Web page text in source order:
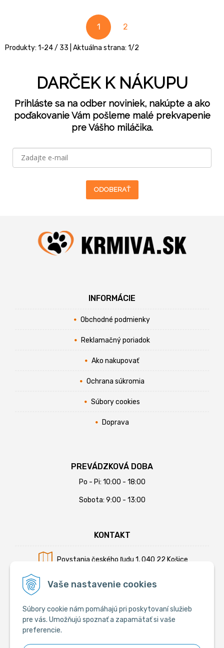
Vaše nastavenie cookies
Súbory cookie nám pomáhajú pri poskytovaní služieb
pre vás. Umožňujú spoznať a zapamätať si vaše
preferencie.
1 2
Produkty: 1-24/ 33 | Aktuálna strana: 1/2
DARČEK K NÁKUPU
Prihláste sa na odber noviniek, nakúpte a ako
poďakovanie Vám pošleme malé prekvapenie
pre Vášho miláčika.
ODOBERAŤ
INFORMÁCIE
Obchodné podmienky
Reklamačný poriadok
Ako nakupovať
Ochrana súkromia
Súbory cookies
Doprava
PREVÁDZKOVÁ DOBA
Po - Pi: 10:00 - 18:00
Sobota: 9:00 - 13:00
KONTAKT
Povstania českého ľudu 1, 040 22 Košice
Mobil:+421 902 794 355
E-mail:info@krmiva.sk